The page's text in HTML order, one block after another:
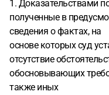
1. Доказательствами
полученные в
сведения о фактах, на
основе которых суд
отсутствие
обосновывающих
также иных